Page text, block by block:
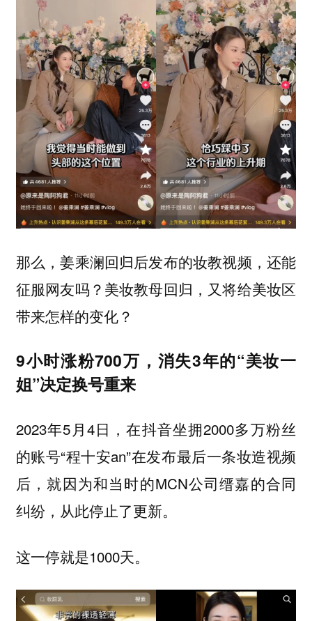
那么，姜乘澜回归后发布的妆教视频，还能
征服网友吗？美妆教母回归，又将给美妆区
带来怎样的变化？
9小时涨粉700万，消失3年的“美妆一
姐”决定换号重来
2023年5月4日，在抖音坐拥2000多万粉丝
的账号“程十安an”在发布最后一条妆造视频
后，就因为和当时的MCN公司缙嘉的合同
纠纷，从此停止了更新。
这一停就是1000天。